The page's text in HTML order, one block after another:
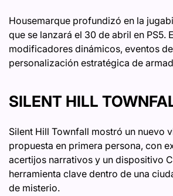
Housemarque profundizó en la
que se lanzará el 30 de abril en PS5.
modificadores dinámicos, eventos
personalización estratégica de
SILENT HILL
Silent Hill Townfall mostró un nuevo
propuesta en primera persona, con
acertijos narrativos y un dispositivo
herramienta clave dentro de una
de misterio.